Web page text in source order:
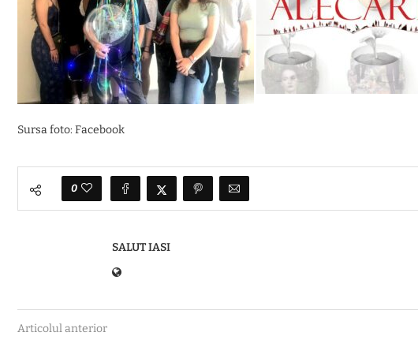
Sursa foto: Facebook
0
SALUT IASI
Articolul anterior